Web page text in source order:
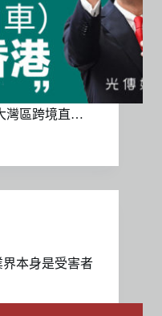
灣區跨境直…
本身是受害者